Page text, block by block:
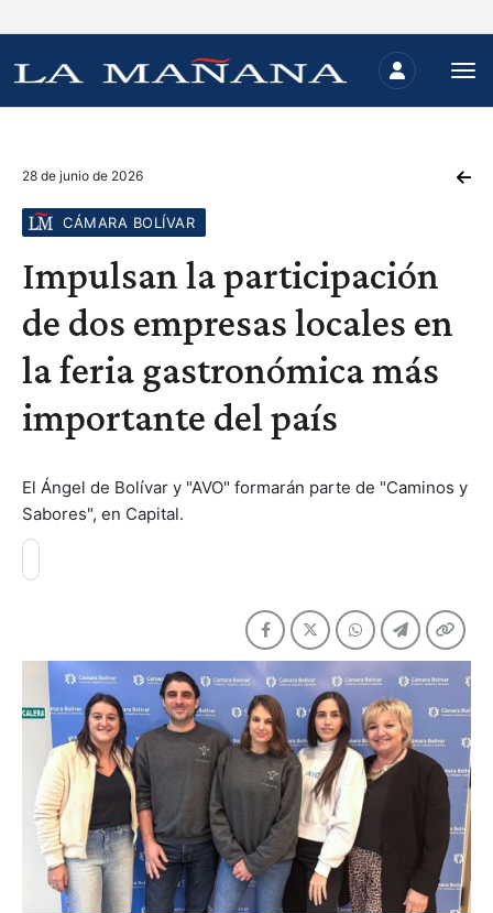
28 de junio de 2026
CÁMARA BOLÍVAR
Impulsan la participación
de dos empresas locales en
la feria gastronómica más
importante del país
El Ángel de Bolívar y "AVO" formarán parte de "Caminos y
Sabores", en Capital.